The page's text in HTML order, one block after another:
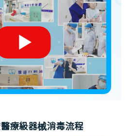
療級器械消毒流程